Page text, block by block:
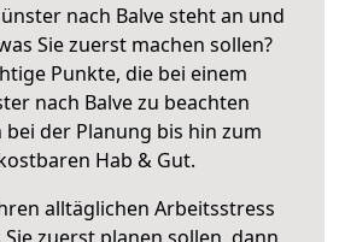
nach Balve steht an und
Sie zuerst machen sollen?
Punkte, die bei einem
nach Balve zu beachten
der Planung bis hin zum
Hab & Gut.
alltäglichen Arbeitsstress